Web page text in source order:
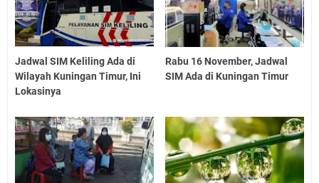
Jadwal SIM Keliling Ada di
Wilayah Kuningan Timur, Ini
Lokasinya
Rabu 16 November, Jadwal
SIM Ada di Kuningan Timur